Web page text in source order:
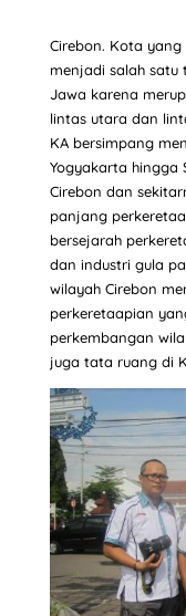
Cirebon. Kota
menjadi salah satu
Jawa karena
lintas utara dan
KA bersimpang
Yogyakarta hingga
Cirebon dan
panjang
bersejarah
dan industri gula
wilayah Cirebon
perkeretaapian
perkembangan
juga tata ruang di